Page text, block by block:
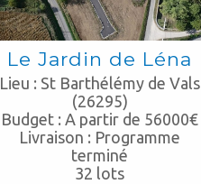
Le Jardin de Léna
Lieu : St Barthélémy de Vals
(26295)
Budget : A partir de 56000€
Livraison : Programme
terminé
32 lots